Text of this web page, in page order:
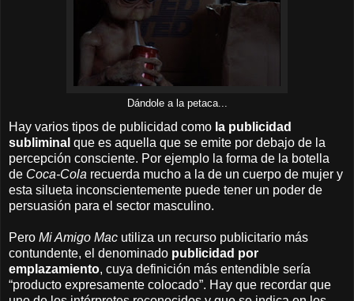
Dándole a la petaca...
Hay varios tipos de publicidad como la publicidad
subliminal que es aquella que se emite por debajo de la
percepción consciente. Por ejemplo la forma de la botella
de Coca-Cola recuerda mucho a la de un cuerpo de mujer y
esta silueta inconscientemente puede tener un poder de
persuasión para el sector masculino.
Pero Mi Amigo Mac utiliza un recurso publicitario más
contundente, el denominado publicidad por
emplazamiento, cuya definición más entendible sería
“producto expresamente colocado”. Hay que recordar que